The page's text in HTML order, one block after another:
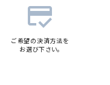
credit_score
ご希望の決済方法を
お選び下さい。